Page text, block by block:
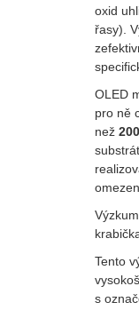
oxid
řasy).
OLED
pro ně
než
Tento
s